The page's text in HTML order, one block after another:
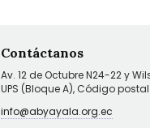
Contáctanos
Av. 12 de Octubre N24-22 y
UPS (Bloque A), Código postal
info@abyayala.org.ec